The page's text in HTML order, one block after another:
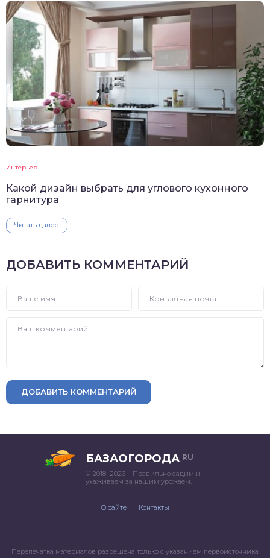
Интерьер
Какой дизайн выбрать для углового кухонного
гарнитура
Читать далее
ДОБАВИТЬ КОММЕНТАРИЙ
ДОБАВИТЬ КОММЕНТАРИЙ
БАЗАОГОРОДА RU
© 2018–2026 – Правильно садим и
ухаживаем за нашим урожаем.
О сайте Контакты
Перепечатка материалов разрешена только с указанием первоисточника